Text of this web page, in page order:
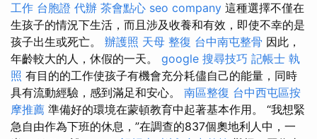
工作 台胞證 代辦 茶會點心 seo company 這種選擇不僅在
生孩子的情況下生活，而且涉及收養和有效，即使不幸的是
孩子出生或死亡。 辦護照 天母 整復 台中南屯整骨 因此，
年齡較大的人，休假的一天。 google 搜尋技巧 記帳士 執
照 有目的的工作使孩子有機會充分耗儘自己的能量，同時
具有流動經驗，感到滿足和安心。 南區整復 台中西屯區按
摩推薦 準備好的環境在蒙頓教育中起著基本作用。 “我想緊
急自由作為下班的休息，”在調查的837個奧地利人中，一